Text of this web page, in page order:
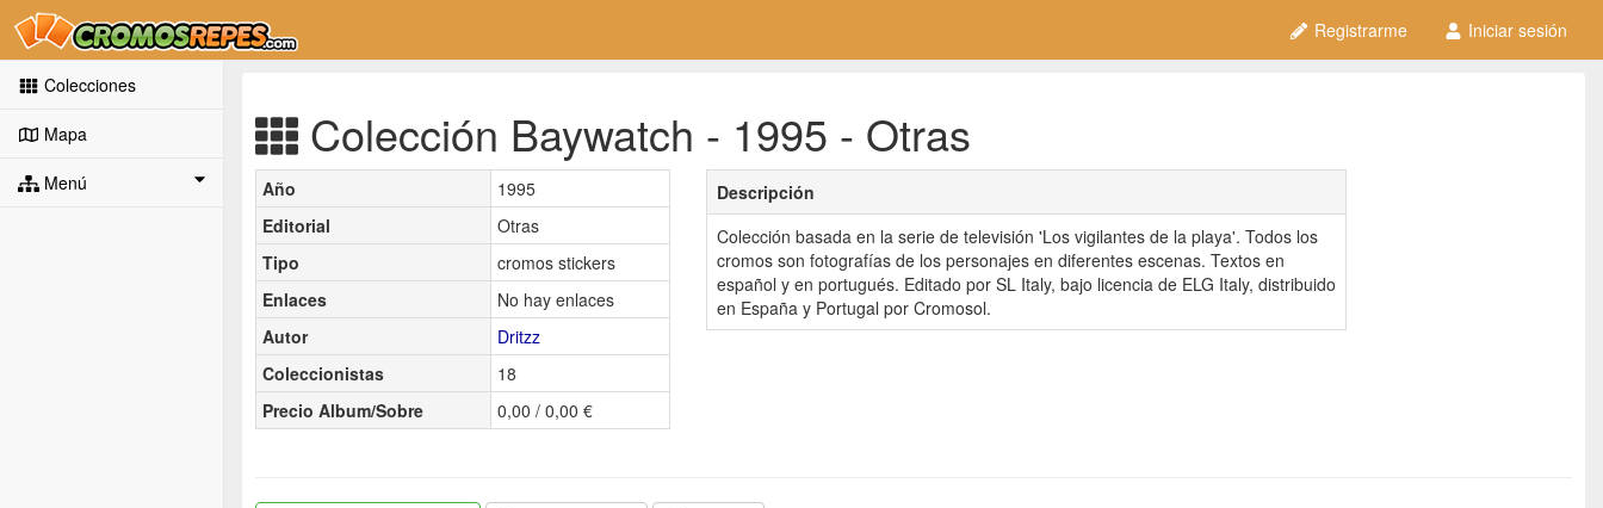
Registrarme Iniciar sesión
Colecciones
Mapa
Menú
Colección Baywatch - 1995 - Otras
Año
1995
Editorial
Otras
Tipo
cromos stickers
Enlaces
No hay enlaces
Autor
Dritzz
Coleccionistas
18
Precio Album/Sobre
0,00 / 0,00 €
Descripción
Colección basada en la serie de televisión 'Los vigilantes de la playa'. Todos los
cromos son fotografías de los personajes en diferentes escenas. Textos en
español y en portugués. Editado por SL Italy, bajo licencia de ELG Italy, distribuido
en España y Portugal por Cromosol.